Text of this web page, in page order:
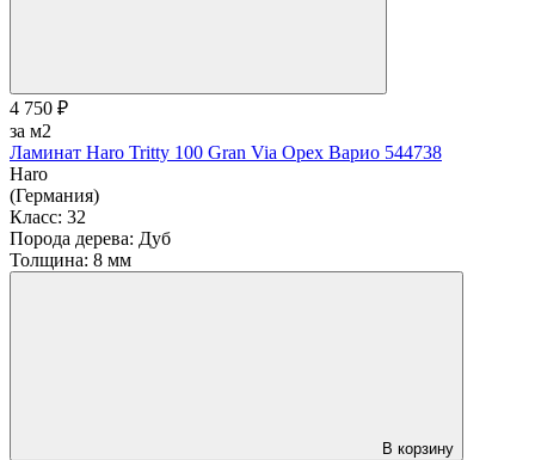
4 750 ₽
за м2
Ламинат Haro Tritty 100 Gran Via Орех Варио 544738
Haro
(Германия)
Класс: 32
Порода дерева: Дуб
Толщина: 8 мм
В корзину